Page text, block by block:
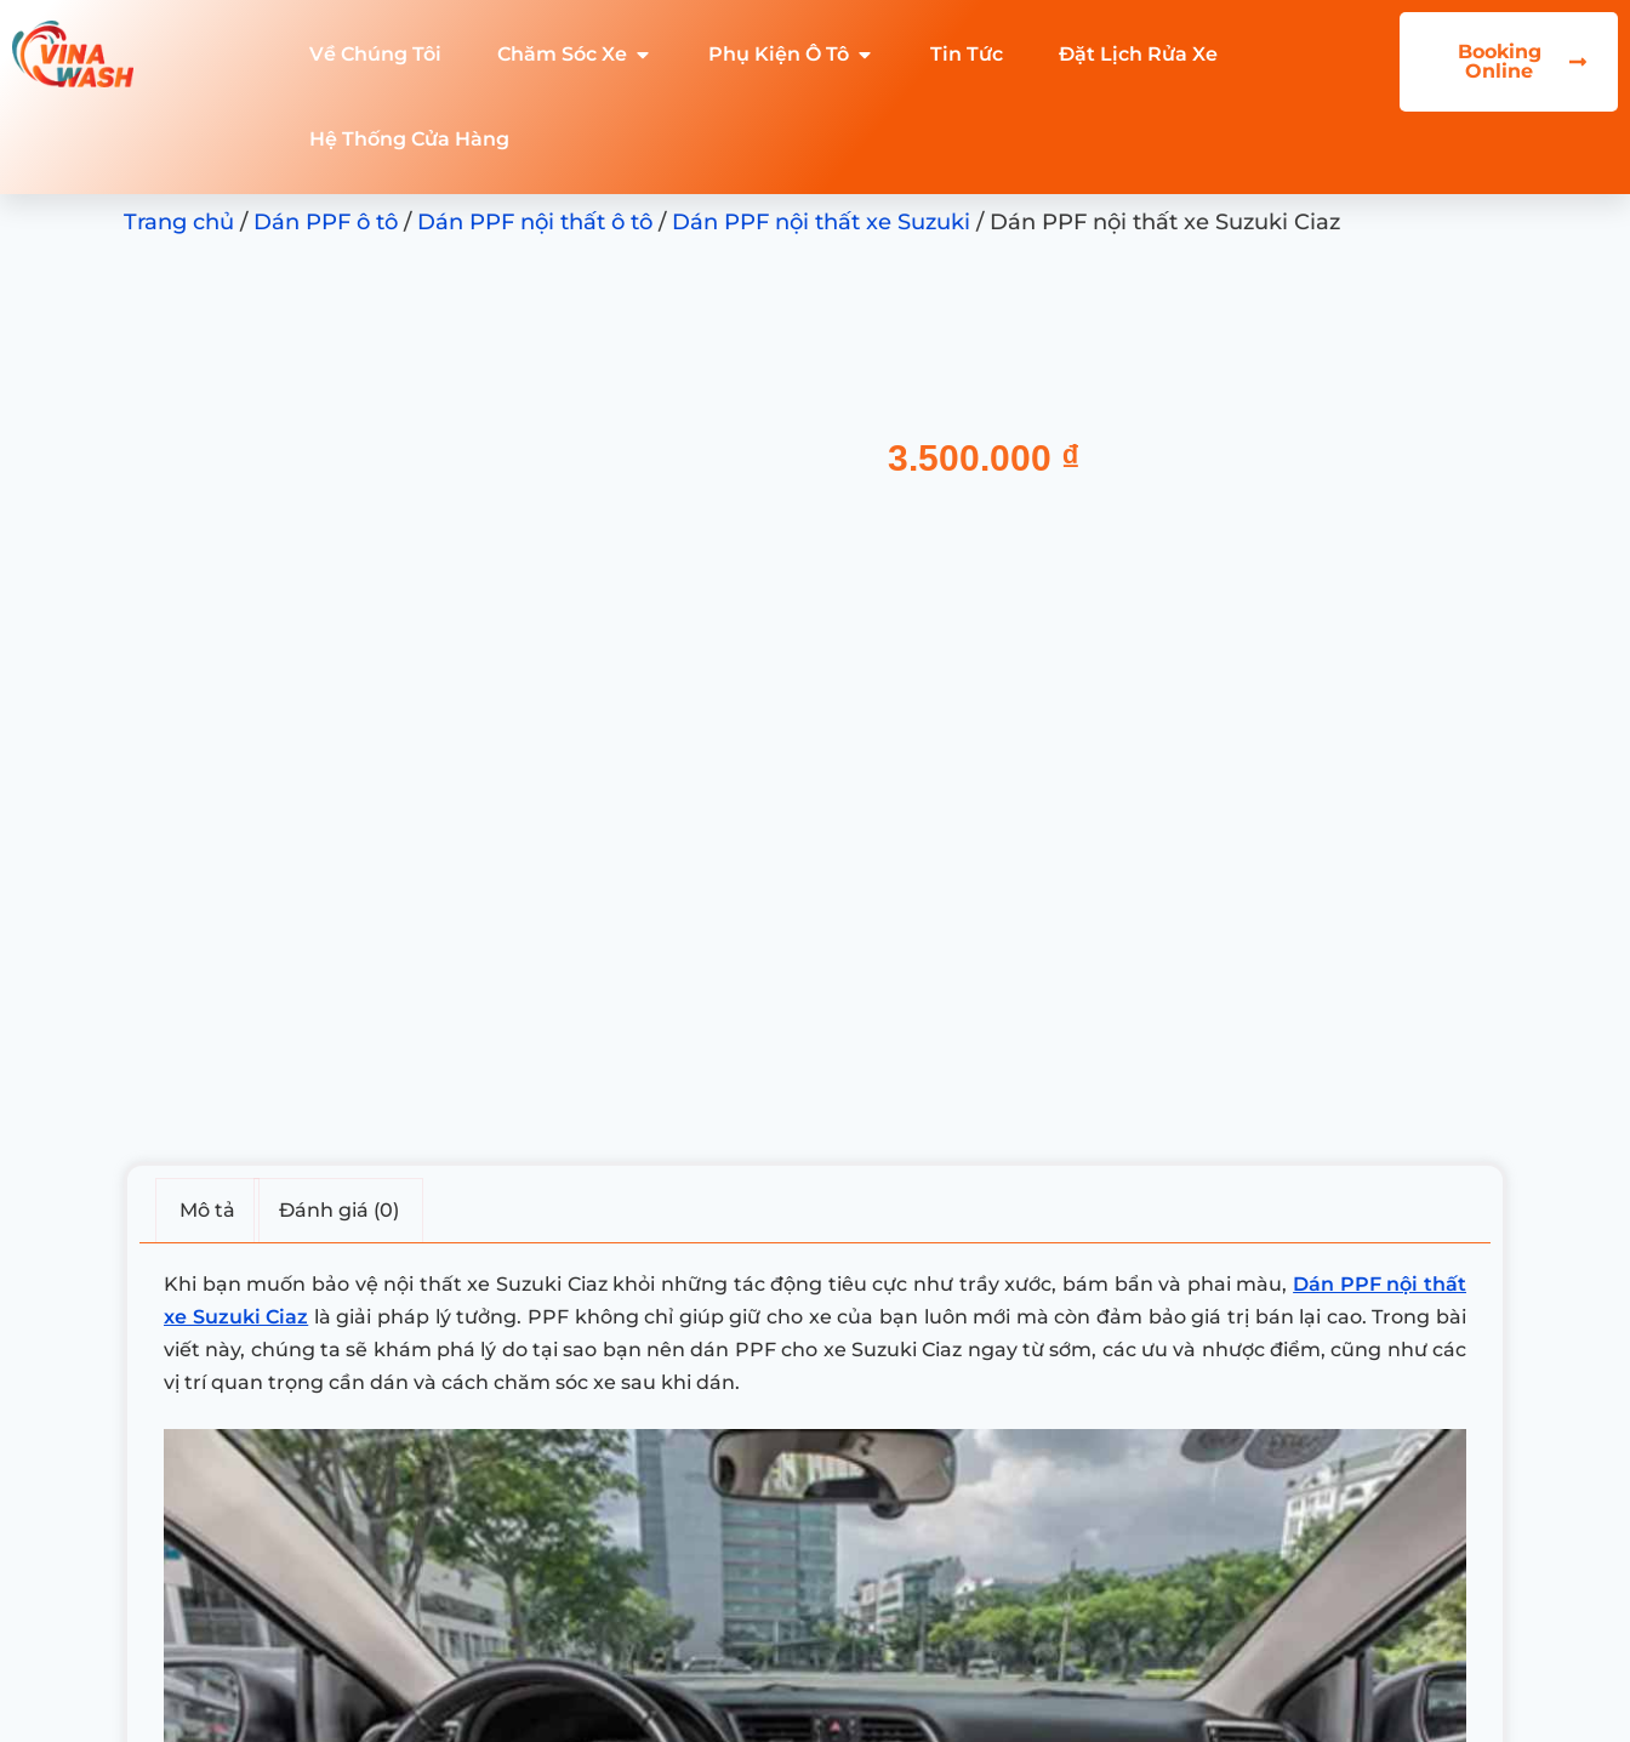
Về Chúng Tôi Chăm Sóc Xe Phụ Kiện Ô Tô Tin Tức Đặt Lịch Rửa Xe
Hệ Thống Cửa Hàng
Booking
Online
Trang chủ / Dán PPF ô tô / Dán PPF nội thất ô tô / Dán PPF nội thất xe Suzuki / Dán PPF nội thất xe Suzuki Ciaz
3.500.000 ₫
Mô tả Đánh giá (0)
Khi bạn muốn bảo vệ nội thất xe Suzuki Ciaz khỏi những tác động tiêu cực như trầy xước, bám bẩn và phai màu, Dán PPF nội thất
xe Suzuki Ciaz là giải pháp lý tưởng. PPF không chỉ giúp giữ cho xe của bạn luôn mới mà còn đảm bảo giá trị bán lại cao. Trong bài
viết này, chúng ta sẽ khám phá lý do tại sao bạn nên dán PPF cho xe Suzuki Ciaz ngay từ sớm, các ưu và nhược điểm, cũng như các
vị trí quan trọng cần dán và cách chăm sóc xe sau khi dán.